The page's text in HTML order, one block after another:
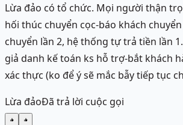
Lừa đảo có tổ chức. Mọi người thận
hối thúc chuyển cọc-báo khách
chuyển lần 2, hệ thống tự trả tiền lần
giả danh kế toán ks hỗ trợ-bắt khách
xác thực (ko để ý sẽ mắc bẫy tiếp tục
Lừa đảoĐã trả lời cuộc gọi